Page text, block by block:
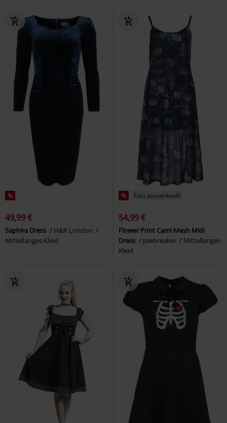
%
49,99 €
Saphira Dress
H&R London
Mittellanges Kleid
% Fast ausverkauft
54,99 €
Flower Print Cami Mesh Midi
Dress
Jawbreaker
Mittellanges
Kleid